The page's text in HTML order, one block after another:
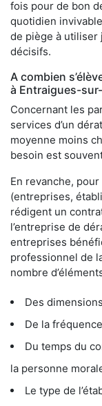
fois pour de bon
quotidien
de piège à utiliser
décisifs.
A combien
à Entraigues-
Concernant les
services d’un
moyenne moins
besoin est
En revanche,
(entreprises,
rédigent un
l’entreprise de
entreprises
professionnel de
nombre
Des
De la
Du temps du
la personne
Le type de